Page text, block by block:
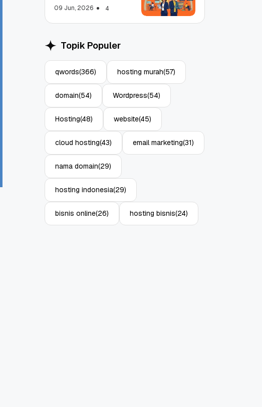
Aplikasi: Atasi Limitasi
4
09 Jun, 2026 4
Topik Populer
qwords(366) hosting murah(57)
domain(54) Wordpress(54)
Hosting(48) website(45)
cloud hosting(43) email marketing(31)
nama domain(29)
hosting indonesia(29)
bisnis online(26) hosting bisnis(24)